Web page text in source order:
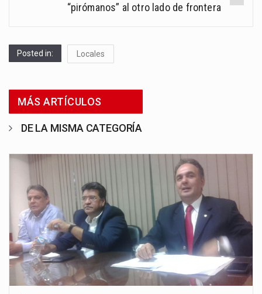
“pirómanos” al otro lado de frontera
Posted in: Locales
MÁS ARTÍCULOS
DE LA MISMA CATEGORÍA